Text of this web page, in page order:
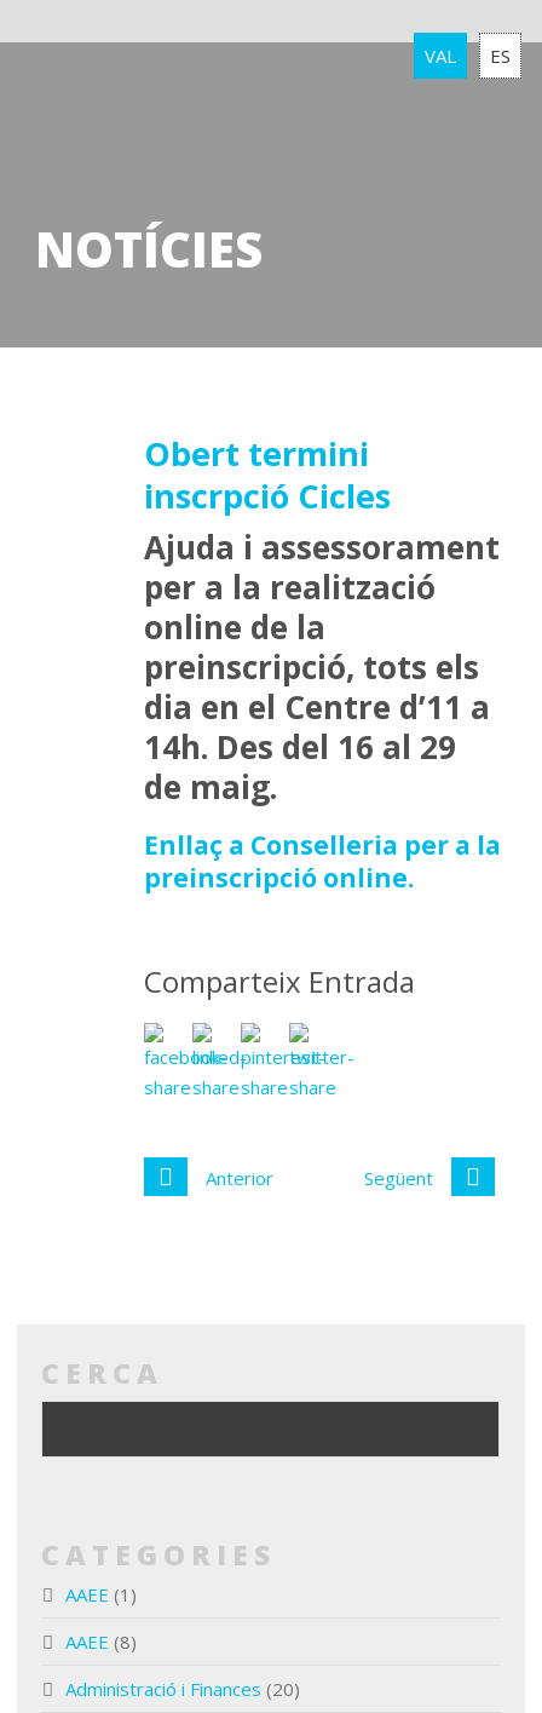
VAL ES
NOTÍCIES
Obert termini
inscrpció Cicles
Ajuda i assessorament
per a la realització
online de la
preinscripció, tots els
dia en el Centre d’11 a
14h. Des del 16 al 29
de maig.
Enllaç a Conselleria per a la
preinscripció online.
Comparteix Entrada
Anterior Següent
CERCA
CATEGORIES
AAEE (1)
AAEE (8)
Administració i Finances (20)